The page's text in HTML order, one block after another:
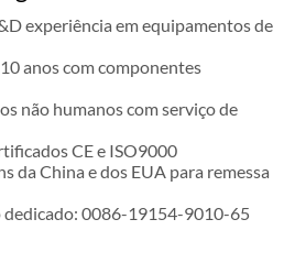
experiência em equipamentos de
anos com componentes
não humanos com serviço de
CE e ISO9000
da China e dos EUA para remessa
0086-19154-9010-65